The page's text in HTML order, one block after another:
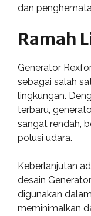
dan
Ramah
Generator
sebagai salah
lingkungan.
terbaru,
sangat rendah,
polusi udara.
Keberlanjutan
desain
digunakan
meminimalkan